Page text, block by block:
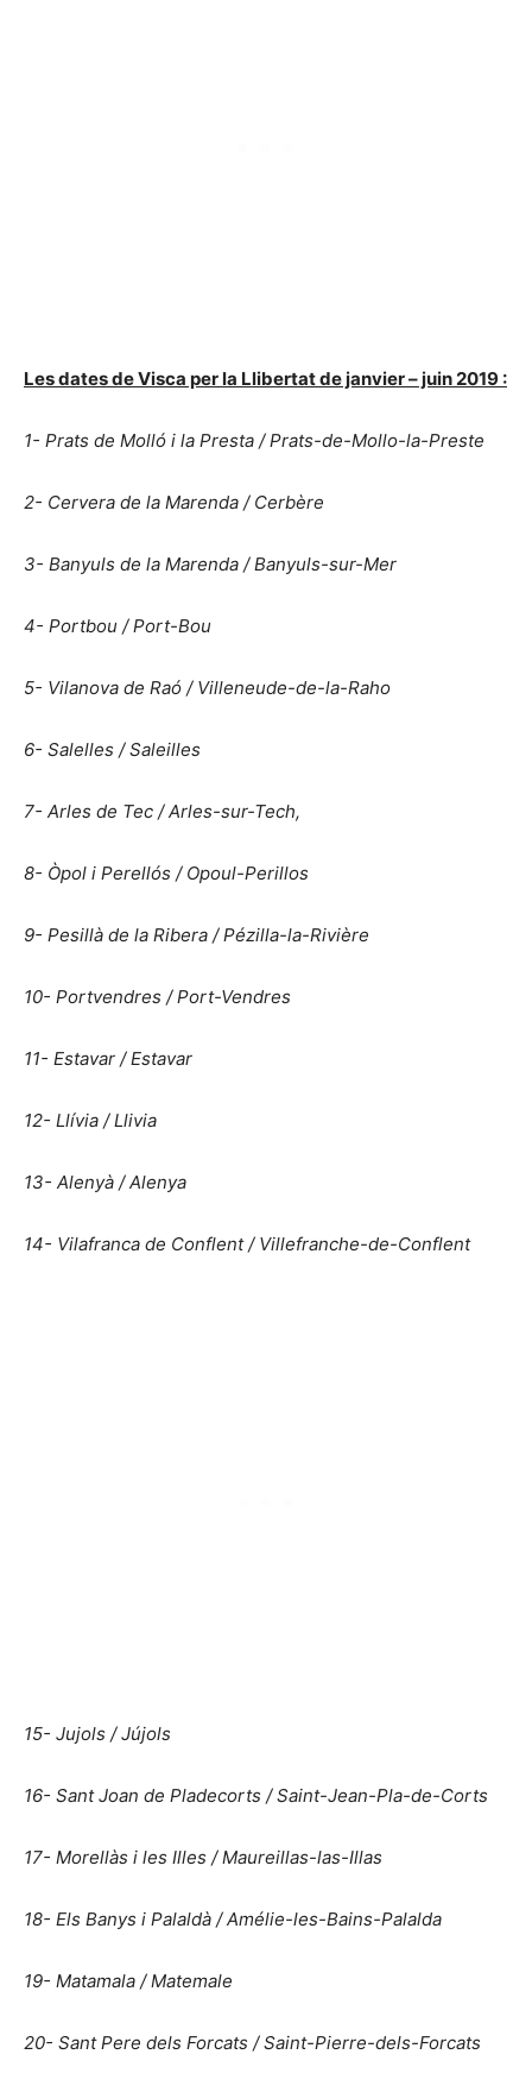
Les dates de Visca per la Llibertat de janvier – juin 2019 :
1- Prats de Molló i la Presta / Prats-de-Mollo-la-Preste
2- Cervera de la Marenda / Cerbère
3- Banyuls de la Marenda / Banyuls-sur-Mer
4- Portbou / Port-Bou
5- Vilanova de Raó / Villeneude-de-la-Raho
6- Salelles / Saleilles
7- Arles de Tec / Arles-sur-Tech,
8- Òpol i Perellós / Opoul-Perillos
9- Pesillà de la Ribera / Pézilla-la-Rivière
10- Portvendres / Port-Vendres
11- Estavar / Estavar
12- Llívia / Llivia
13- Alenyà / Alenya
14- Vilafranca de Conflent / Villefranche-de-Conflent
15- Jujols / Jújols
16- Sant Joan de Pladecorts / Saint-Jean-Pla-de-Corts
17- Morellàs i les Illes / Maureillas-las-Illas
18- Els Banys i Palaldà / Amélie-les-Bains-Palalda
19- Matamala / Matemale
20- Sant Pere dels Forcats / Saint-Pierre-dels-Forcats